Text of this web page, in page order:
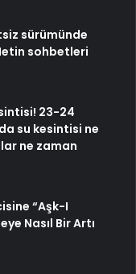
sürümünde
sohbetleri
23-24
su kesintisi ne
ne zaman
“Aşk-I
Nasıl Bir Artı